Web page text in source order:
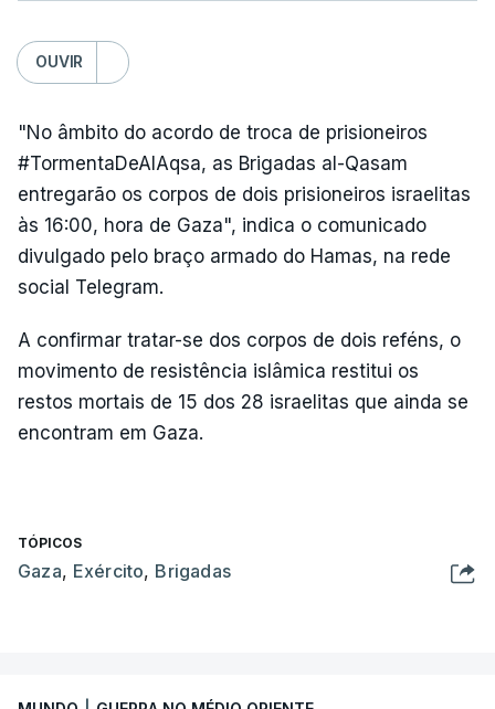
OUVIR
"No âmbito do acordo de troca de prisioneiros
#TormentaDeAlAqsa, as Brigadas al-Qasam
entregarão os corpos de dois prisioneiros israelitas
às 16:00, hora de Gaza", indica o comunicado
divulgado pelo braço armado do Hamas, na rede
social Telegram.
A confirmar tratar-se dos corpos de dois reféns, o
movimento de resistência islâmica restitui os
restos mortais de 15 dos 28 israelitas que ainda se
encontram em Gaza.
TÓPICOS
Gaza, Exército, Brigadas